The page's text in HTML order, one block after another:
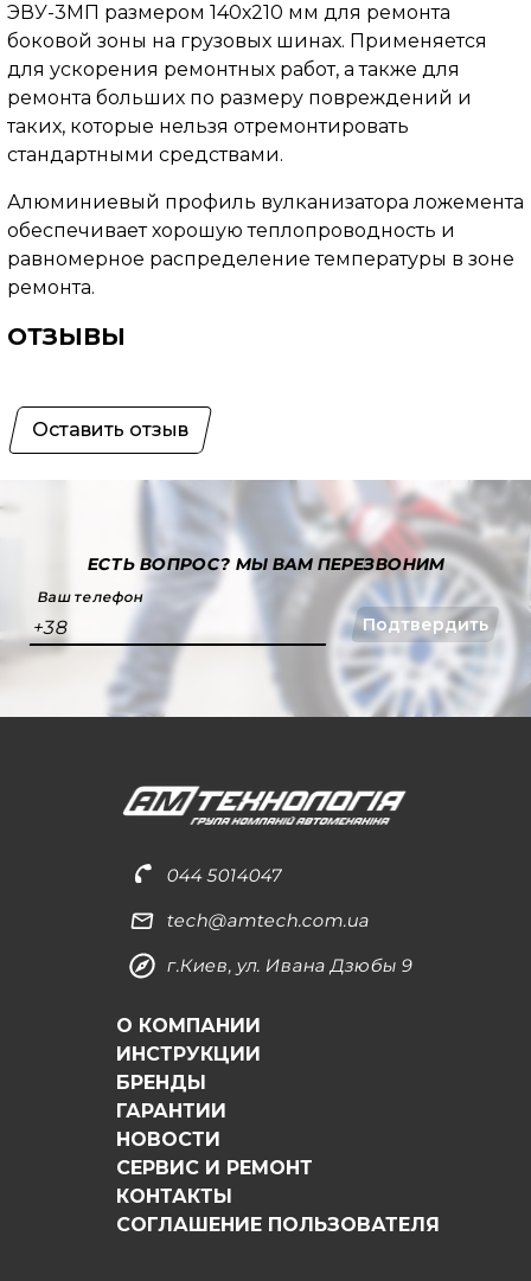
ЭВУ-3МП размером 140х210 мм для ремонта
боковой зоны на грузовых шинах. Применяется
для ускорения ремонтных работ, а также для
ремонта больших по размеру повреждений и
таких, которые нельзя отремонтировать
стандартными средствами.
Алюминиевый профиль вулканизатора ложемента
обеспечивает хорошую теплопроводность и
равномерное распределение температуры в зоне
ремонта.
ОТЗЫВЫ
Оставить отзыв
ЕСТЬ ВОПРОС?МЫ ВАМ ПЕРЕЗВОНИМ
Ваш телефон
+38 Подтвердить
044 5014047
tech@amtech.com.ua
г.Киев, ул. Ивана Дзюбы 9
О КОМПАНИИ
ИНСТРУКЦИИ
БРЕНДЫ
ГАРАНТИИ
НОВОСТИ
СЕРВИС И РЕМОНТ
КОНТАКТЫ
СОГЛАШЕНИЕ ПОЛЬЗОВАТЕЛЯ